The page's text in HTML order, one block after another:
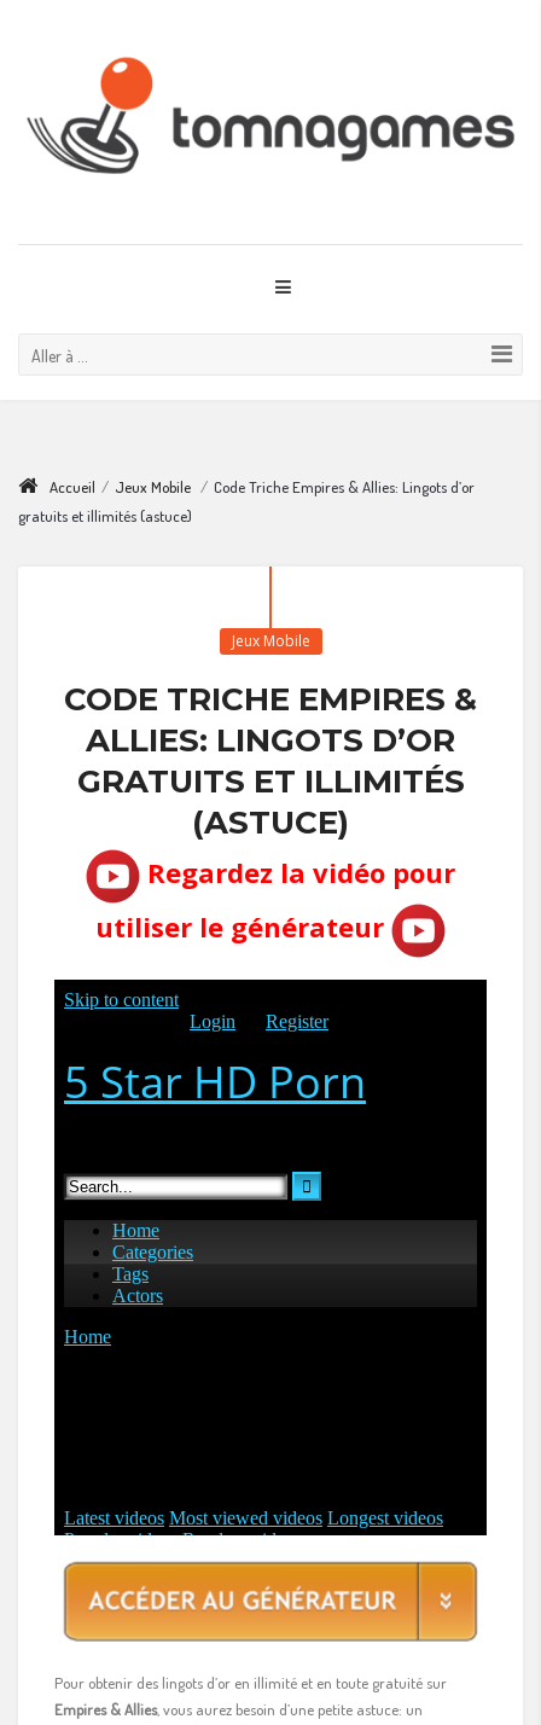
Aller à ...
Accueil / Jeux Mobile / Code Triche Empires & Allies: Lingots d’or
gratuits et illimités (astuce)
Jeux Mobile
CODE TRICHE EMPIRES &
ALLIES: LINGOTS D’OR
GRATUITS ET ILLIMITÉS
(ASTUCE)
Regardez la vidéo pour
utiliser le générateur
Pour obtenir des lingots d’or en illimité et en toute gratuité sur
Empires & Allies, vous aurez besoin d’une petite astuce: un